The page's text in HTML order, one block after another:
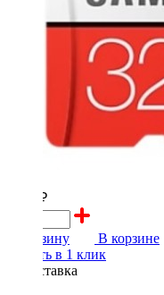
1200 ₽
В корзину
В корзине
Купить в 1 клик